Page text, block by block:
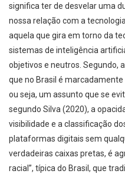
significa ter de desvelar uma
nossa relação com a
aquela que gira em torno da
sistemas de inteligência
objetivos e neutros. Segundo,
que no Brasil é
ou seja, um assunto que se
segundo Silva (2020), a
visibilidade e a classificação
plataformas digitais sem
verdadeiras caixas pretas, é
racial”, típica do Brasil, que